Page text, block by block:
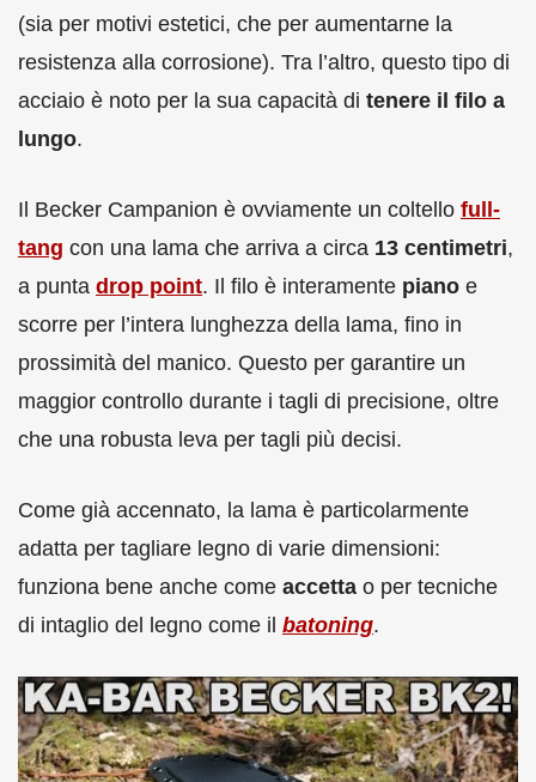
(sia per motivi estetici, che per aumentarne la
resistenza alla corrosione). Tra l’altro, questo tipo di
acciaio è noto per la sua capacità di tenere il filo a
lungo.
Il Becker Campanion è ovviamente un coltello full-
tang con una lama che arriva a circa 13 centimetri,
a punta drop point. Il filo è interamente piano e
scorre per l’intera lunghezza della lama, fino in
prossimità del manico. Questo per garantire un
maggior controllo durante i tagli di precisione, oltre
che una robusta leva per tagli più decisi.
Come già accennato, la lama è particolarmente
adatta per tagliare legno di varie dimensioni:
funziona bene anche come accetta o per tecniche
di intaglio del legno come il batoning.